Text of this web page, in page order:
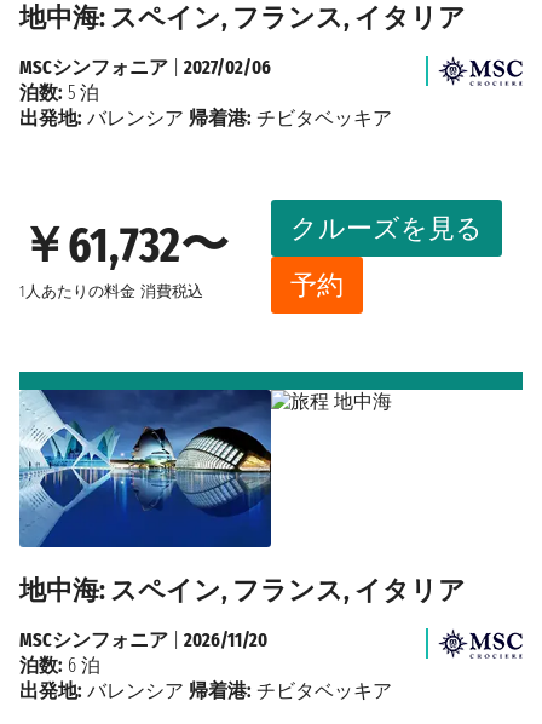
地中海: スペイン, フランス, イタリア
￥61,732〜
1人あたりの料金 消費税込
クルーズを見る
予約
MSCシンフォニア
2027/02/06
泊数: 5 泊
出発地: バレンシア 帰着港: チビタベッキア
地中海: スペイン, フランス, イタリア
MSCシンフォニア
2026/11/20
泊数: 6 泊
出発地: バレンシア 帰着港: チビタベッキア